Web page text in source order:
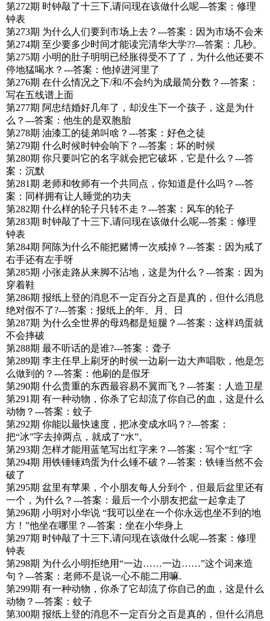
第272期 时钟敲了十三下,请问现在该做什么呢---答案：修理
钟表
第273期 为什么人们要到市场上去？---答案：因为市场不会来
第274期 至少要多少时间才能读完清华大学??---答案：几秒。
第275期 小明的肚子明明已经胀得受不了了，为什么他还要不
停地猛喝水？---答案：他掉进河里了
第276期 在什么情况之下/和/不会约为成最简分数？---答案：
写在五线谱上面
第277期 阿忠结婚好几年了，却没生下一个孩子，这是为什
么？---答案：他生的是双胞胎
第278期 油漆工的徒弟叫啥？---答案：好色之徒
第279期 什么时候时钟会响下？---答案：坏的时候
第280期 你只要叫它的名字就会把它破坏，它是什么？---答
案：沉默
第281期 老师和牧师有一个共同点，你知道是什么吗？---答
案：同样拥有让人睡觉的功夫
第282期 什么样的轮子只转不走？---答案：风车的轮子
第283期 时钟敲了十三下,请问现在该做什么呢---答案：修理
钟表
第284期 阿陈为什么不能把赌博一次戒掉？---答案：因为戒了
右手还有左手呀
第285期 小张走路从来脚不沾地，这是为什么？---答案：因为
穿着鞋
第286期 报纸上登的消息不一定百分之百是真的，但什么消息
绝对假不了?---答案：报纸上的年、月、日
第287期 为什么全世界的母鸡都是短腿？---答案：这样鸡蛋就
不会摔破
第288期 最不听话的是谁?---答案：聋子
第289期 李主任早上刷牙的时侯一边刷一边大声唱歌，他是怎
么做到的？---答案：他刷的是假牙
第290期 什么贵重的东西最容易不翼而飞？---答案：人造卫星
第291期 有一种动物，你杀了它却流了你自己的血，这是什么
动物？---答案：蚊子
第292期 你能以最快速度，把冰变成水吗？?---答案：
把“冰”字去掉两点，就成了“水”。
第293期 怎样才能用蓝笔写出红字来？---答案：写个“红”字
第294期 用铁锤锤鸡蛋为什么锤不破？---答案：铁锤当然不会
破了
第295期 盆里有苹果，个小朋友每人分到个，但最后盆里还有
一个，为什么？---答案：最后一个小朋友把盆一起拿走了
第296期 小明对小华说 “我可以坐在一个你永远也坐不到的地
方！”他坐在哪里？---答案：坐在小华身上
第297期 时钟敲了十三下,请问现在该做什么呢---答案：修理
钟表
第298期 为什么小明拒绝用“一边……一边……”这个词来造
句？---答案：老师不是说一心不能二用嘛.
第299期 有一种动物，你杀了它却流了你自己的血，这是什么
动物？---答案：蚊子
第300期 报纸上登的消息不一定百分之百是真的，但什么消息